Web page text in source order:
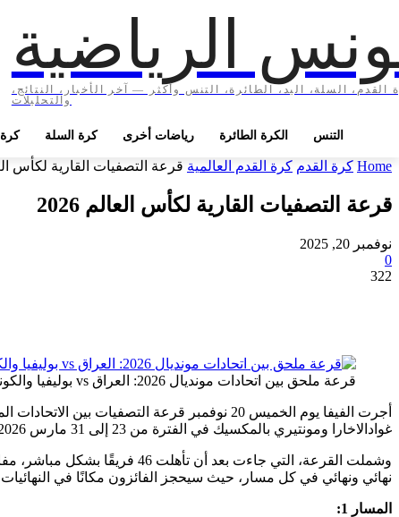
الرياضية
القدم، السلة، اليد، الطائرة، التنس وأكثر — آخر الأخبار، النتائج،
والتحليلات
التنس الكرة الطائرة رياضات أخرى كرة السلة كرة
Home كرة القدم كرة القدم العالمية قرعة التصفيات القارية لكأس العالم
قرعة التصفيات القارية لكأس العالم 2026
نوفمبر 20, 2025
0
322
قرعة ملحق بين اتحادات مونديال 2026: العراق vs بوليفيا والكونغو vs كاليدونيا
غوادالاخارا ومونتيري بالمكسيك في الفترة من 23 إلى 31 مارس 2026.
وشملت القرعة، التي جاءت
نهائي ونهائي في كل مسار، حيث سيحجز الفائزون مكانًا في
المسار 1: